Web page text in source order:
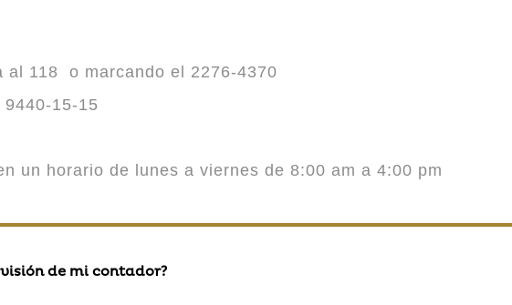
al 118 o marcando el 2276-4370
15-15
un horario de lunes a viernes de 8:00 am a 4:00 pm
de mi contador?